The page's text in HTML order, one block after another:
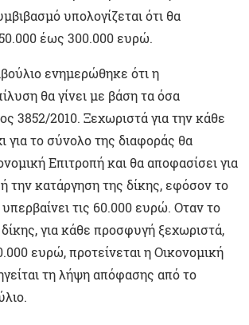
υπολογίζεται ότι θα
έως 300.000 ευρώ.
ενημερώθηκε ότι η
θα γίνει με βάση τα όσα
3852/2010. Ξεχωριστά για την κάθε
για το σύνολο της διαφοράς θα
Επιτροπή και θα αποφασίσει για
την κατάργηση της δίκης, εφόσον το
τις 60.000 ευρώ. Οταν το
για κάθε προσφυγή ξεχωριστά,
ευρώ, προτείνεται η Οικονομική
τη λήψη απόφασης από το